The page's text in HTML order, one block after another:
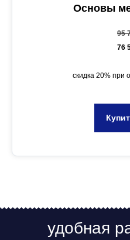
Основы
95
76
скидка 20% при
удобная